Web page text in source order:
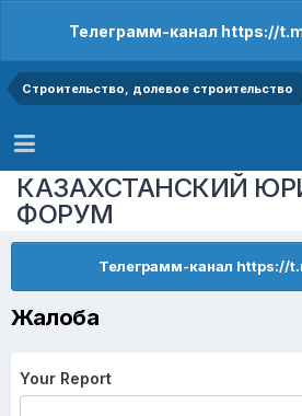
Телеграмм-канал https://
Строительство, долевое строительство
КАЗАХСТАНСКИЙ
ФОРУМ
Телеграмм-канал https://
Жалоба
Your Report